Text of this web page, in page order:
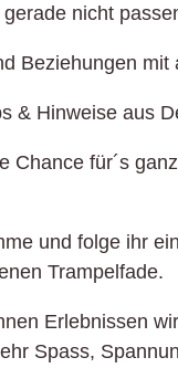
nicht
Beziehungen
& Hinweise aus
Chance für´s
und folge ihr
Trampelfade.
Erlebnissen
Spass,